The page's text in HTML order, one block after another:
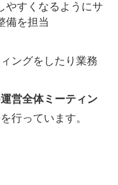
やすくなるようにサ
備を担当
ングをしたり業務
運営全体ミーティン
行っています。